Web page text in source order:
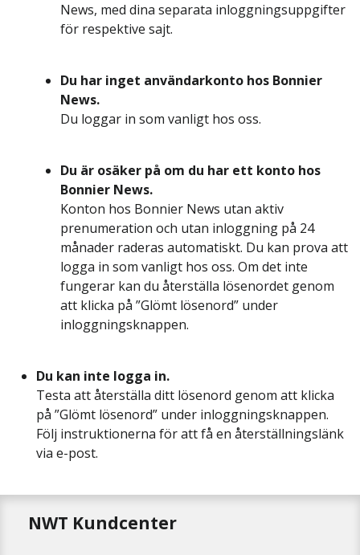
News, med dina separata inloggningsuppgifter
för respektive sajt.
Du har inget användarkonto hos Bonnier
News.
Du loggar in som vanligt hos oss.
Du är osäker på om du har ett konto hos
Bonnier News.
Konton hos Bonnier News utan aktiv
prenumeration och utan inloggning på 24
månader raderas automatiskt. Du kan prova att
logga in som vanligt hos oss. Om det inte
fungerar kan du återställa lösenordet genom
att klicka på ”Glömt lösenord” under
inloggningsknappen.
Du kan inte logga in.
Testa att återställa ditt lösenord genom att klicka
på ”Glömt lösenord” under inloggningsknappen.
Följ instruktionerna för att få en återställningslänk
via e-post.
NWT Kundcenter